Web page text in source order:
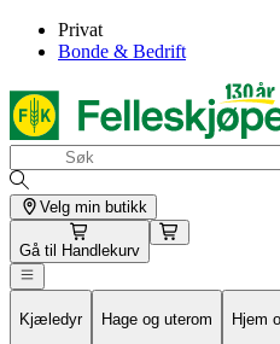
Privat
Bonde & Bedrift
Velg min butikk
Gå til Handlekurv
Kjæledyr Hage og uterom Hjem